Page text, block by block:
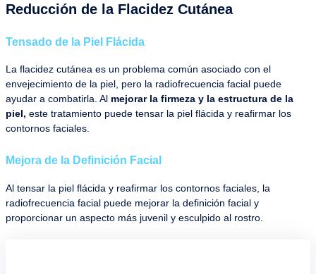
Reducción de la Flacidez Cutánea
Tensado de la Piel Flácida
La flacidez cutánea es un problema común asociado con el
envejecimiento de la piel, pero la radiofrecuencia facial puede
ayudar a combatirla. Al mejorar la firmeza y la estructura de la
piel, este tratamiento puede tensar la piel flácida y reafirmar los
contornos faciales.
Mejora de la Definición Facial
Al tensar la piel flácida y reafirmar los contornos faciales, la
radiofrecuencia facial puede mejorar la definición facial y
proporcionar un aspecto más juvenil y esculpido al rostro.